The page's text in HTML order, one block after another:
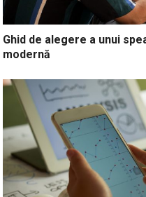
Ghid de alegere a unui
modernă